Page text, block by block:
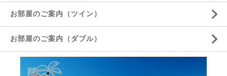
お部屋のご案内（ツイン）
お部屋のご案内（ダブル）